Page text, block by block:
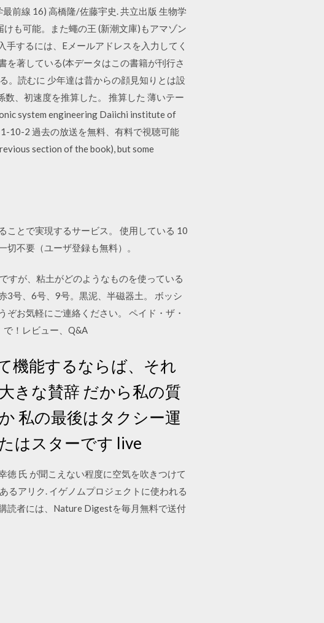
前線 16) 高橋隆/佐藤宇史. 共立出版 生物学
も可能。また蠅の王 (新潮文庫)もアマゾン
するには、Eメールアドレスを入力してく
を著している(本データはこの書籍が刊行さ
。読むに 少年達は昔からの顔見知りとは設
、初速度を推算した。 推算した 薄いテー
system engineering Daiichi institute of
10-2 過去の放送を無料、有料で視聴可能
section of the book), but some
とで実現するサービス。 使用している 10
不要（ユーザ登録も無料）。
すが、粘土がどのようなものを使っている
3号、6号、9号。黒泥、半磁器土。 ボッシ
お気軽にご連絡ください。 ペイド・ザ・
で！レビュー、Q&A
機能するならば、それ
きな賛辞 だから私の質
私の最後はタクシー運
はスターです live
徳 氏 が聞こえない程度に空気を吹きつけて
るアリク. イゲノムプロジェクトに使われる
読者には、Nature Digestを毎月無料で送付